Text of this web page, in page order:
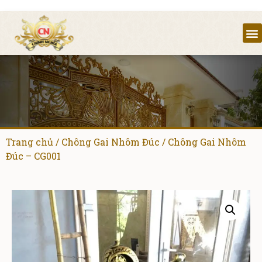
Trang chủ/ Chông Gai Nhôm Đúc / Chông Gai Nhôm
Đúc – CG001